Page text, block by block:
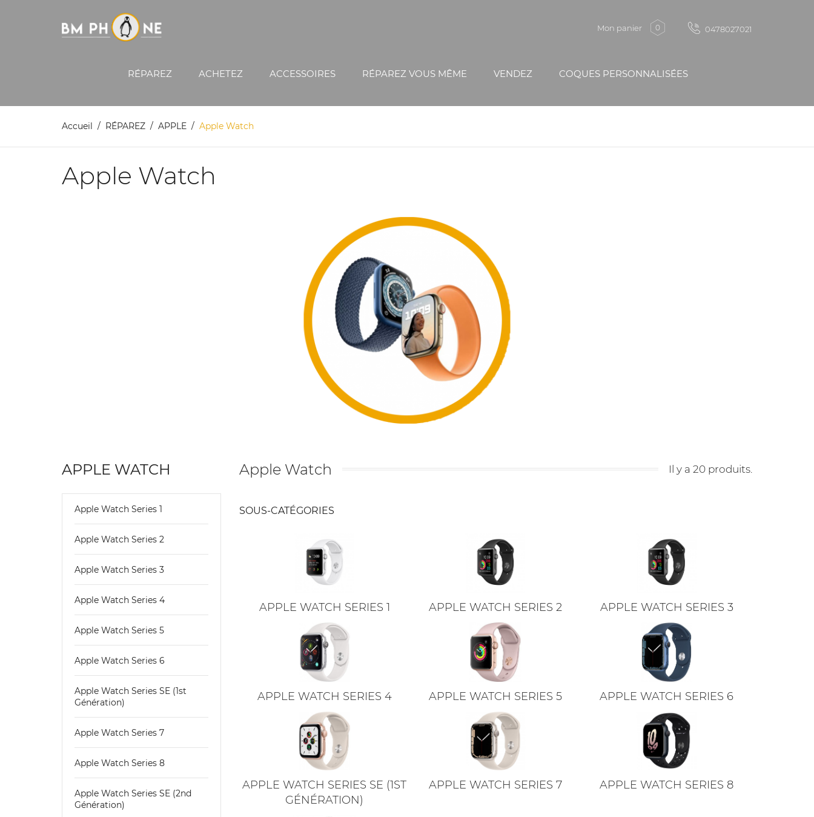
Mon panier 0 0478027021
RÉPAREZ ACHETEZ ACCESSOIRES RÉPAREZ VOUS MÊME VENDEZ COQUES PERSONNALISÉES
Accueil RÉPAREZ APPLE Apple Watch
Apple Watch
APPLE WATCH
Apple Watch Series 1
Apple Watch Series 2
Apple Watch Series 3
Apple Watch Series 4
Apple Watch Series 5
Apple Watch Series 6
Apple Watch Series SE (1st
Génération)
Apple Watch Series 7
Apple Watch Series 8
Apple Watch Series SE (2nd
Génération)
Apple Watch Il y a 20 produits.
SOUS-CATÉGORIES
APPLE WATCH SERIES 1 APPLE WATCH SERIES 2 APPLE WATCH SERIES 3
APPLE WATCH SERIES 4 APPLE WATCH SERIES 5 APPLE WATCH SERIES 6
APPLE WATCH SERIES SE (1ST
GÉNÉRATION)
APPLE WATCH SERIES 7 APPLE WATCH SERIES 8